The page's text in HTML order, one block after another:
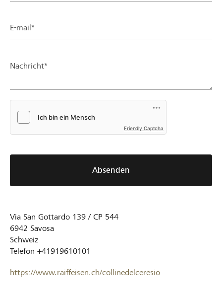
E-mail*
Nachricht*
Friendly Captcha
Absenden
Via San Gottardo 139 / CP 544
6942 Savosa
Schweiz
Telefon +41919610101
https://www.raiffeisen.ch/collinedelceresio